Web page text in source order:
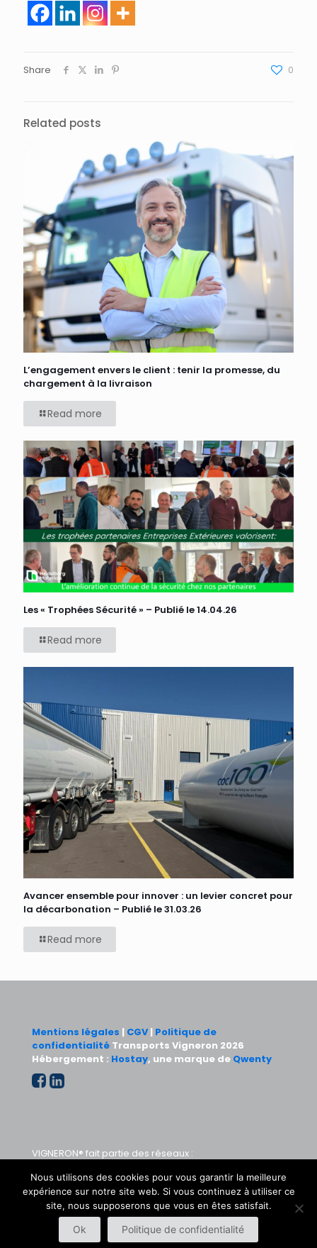
Share 0
Related posts
L’engagement envers le client : tenir la promesse, du
chargement à la livraison
Read more
Les « Trophées Sécurité » – Publié le 14.04.26
Read more
Avancer ensemble pour innover : un levier concret pour
la décarbonation – Publié le 31.03.26
Read more
Mentions légales | CGV| Politique de
confidentialité Transports Vigneron 2026
Hébergement : Hostay, une marque de Qwenty
VIGNERON® fait partie des réseaux :
Nous utilisons des cookies pour vous garantir la meilleure
expérience sur notre site web. Si vous continuez à utiliser ce
site, nous supposerons que vous en êtes satisfait.
Ok Politique de confidentialité